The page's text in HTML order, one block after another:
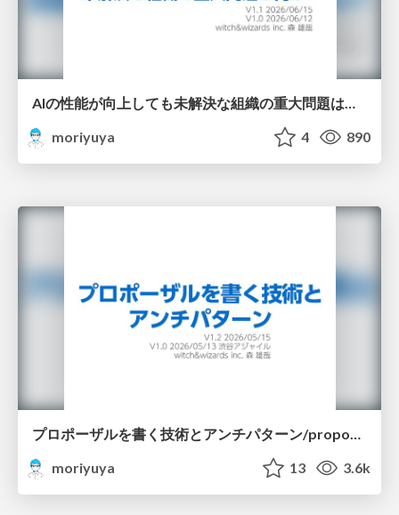
moriyuya
4 890
プロポーザルを書く技術とアンチパターン/proposal-writing-and-antipatterns
moriyuya
13 3.6k